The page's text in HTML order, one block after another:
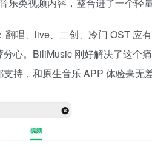
唱、live、二创、冷门 OST 应
分心。BiliMusic 刚好解决了这
持，和原生音乐 APP 体验毫无差